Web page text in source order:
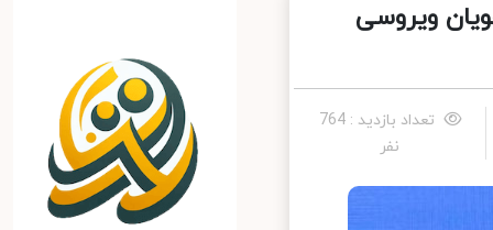
ویروسی
تعداد بازدید : 764
نفر